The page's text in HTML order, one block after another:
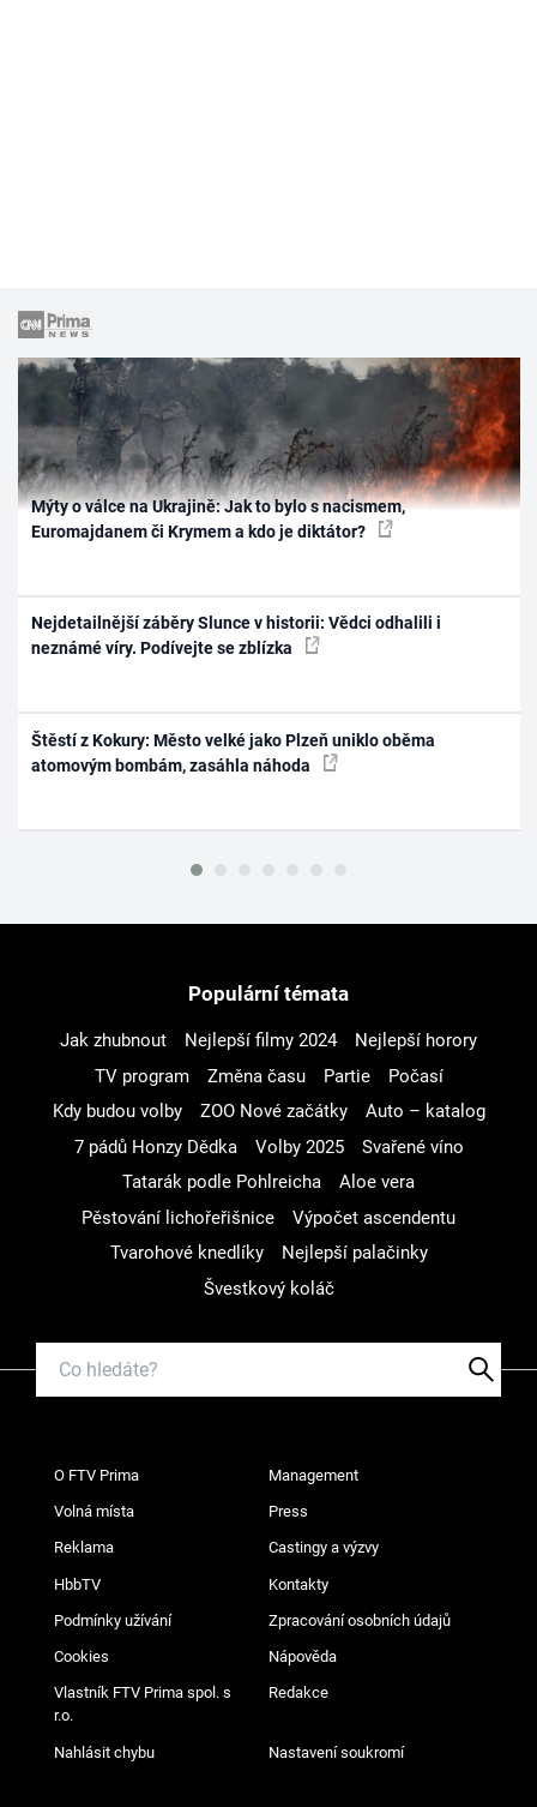
Mýty o válce na Ukrajině: Jak to bylo s nacismem,
Euromajdanem či Krymem a kdo je diktátor?
Nejdetailnější záběry Slunce v historii: Vědci odhalili i
neznámé víry. Podívejte se zblízka
Štěstí z Kokury: Město velké jako Plzeň uniklo oběma
atomovým bombám, zasáhla náhoda
Populární témata
Jak zhubnout Nejlepší filmy 2024
Nejlepší horory
TV program
Změna času Partie
Počasí
Kdy budou volby
ZOO Nové začátky
Auto – katalog
7 pádů Honzy Dědka
Volby 2025
Svařené víno
Tatarák podle Pohlreicha
Aloe vera
Pěstování lichořeřišnice
Výpočet ascendentu
Tvarohové knedlíky
Nejlepší palačinky
Švestkový koláč
O FTV Prima Management
Volná místa Press
Reklama Castingy a výzvy
HbbTV Kontakty
Podmínky užívání Zpracování osobních údajů
Cookies Nápověda
Vlastník FTV Prima spol. s
r.o.
Redakce
Nahlásit chybu Nastavení soukromí